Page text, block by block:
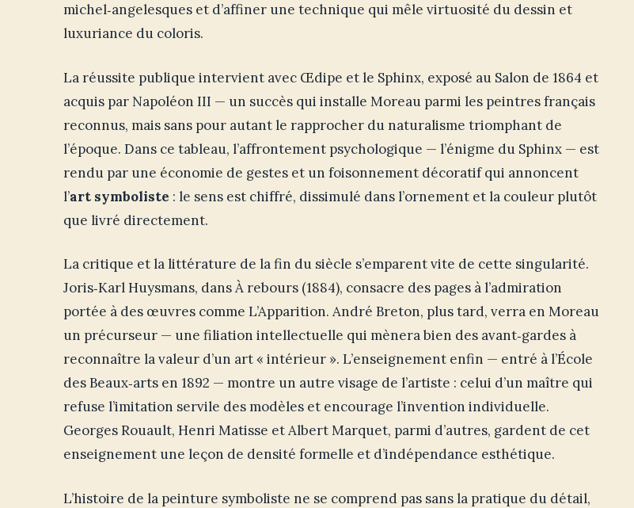
michel‑angelesques et d’affiner une technique qui mêle virtuosité du dessin et
luxuriance du coloris.
La réussite publique intervient avec Œdipe et le Sphinx, exposé au Salon de 1864 et
acquis par Napoléon III — un succès qui installe Moreau parmi les peintres français
reconnus, mais sans pour autant le rapprocher du naturalisme triomphant de
l’époque. Dans ce tableau, l’affrontement psychologique — l’énigme du Sphinx — est
rendu par une économie de gestes et un foisonnement décoratif qui annoncent
l’art symboliste : le sens est chiffré, dissimulé dans l’ornement et la couleur plutôt
que livré directement.
La critique et la littérature de la fin du siècle s’emparent vite de cette singularité.
Joris‑Karl Huysmans, dans À rebours (1884), consacre des pages à l’admiration
portée à des œuvres comme L’Apparition. André Breton, plus tard, verra en Moreau
un précurseur — une filiation intellectuelle qui mènera bien des avant‑gardes à
reconnaître la valeur d’un art « intérieur ». L’enseignement enfin — entré à l’École
des Beaux‑arts en 1892 — montre un autre visage de l’artiste : celui d’un maître qui
refuse l’imitation servile des modèles et encourage l’invention individuelle.
Georges Rouault, Henri Matisse et Albert Marquet, parmi d’autres, gardent de cet
enseignement une leçon de densité formelle et d’indépendance esthétique.
L’histoire de la peinture symboliste ne se comprend pas sans la pratique du détail,